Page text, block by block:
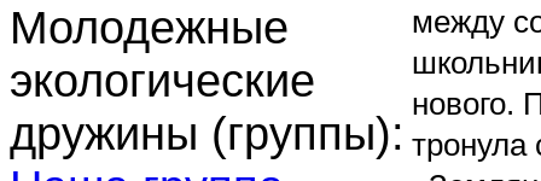
Молодежные
экологические
дружины (группы):
между
нового.